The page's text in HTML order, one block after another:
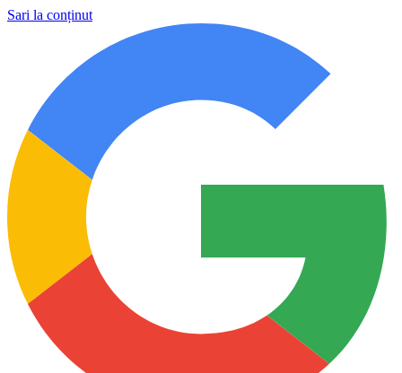
Sari la conținut